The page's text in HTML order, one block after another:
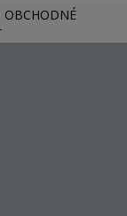
OBCHODNÉ